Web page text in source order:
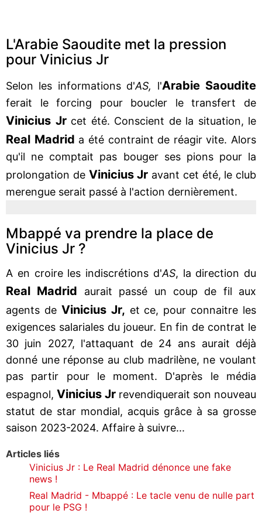
L'Arabie Saoudite met la pression
pour Vinicius Jr
Selon les informations d'AS, l'Arabie Saoudite
ferait le forcing pour boucler le transfert de
Vinicius Jr cet été. Conscient de la situation, le
Real Madrid a été contraint de réagir vite. Alors
qu'il ne comptait pas bouger ses pions pour la
prolongation de Vinicius Jr avant cet été, le club
merengue serait passé à l'action dernièrement.
Mbappé va prendre la place de
Vinicius Jr ?
A en croire les indiscrétions d'AS, la direction du
Real Madrid
aurait passé un coup de fil aux
agents de Vinicius Jr, et ce, pour connaitre les
exigences salariales du joueur. En fin de contrat le
30 juin 2027, l'attaquant de 24 ans aurait déjà
donné une réponse au club madrilène, ne voulant
pas partir pour le moment. D'après le média
espagnol, Vinicius Jr revendiquerait son nouveau
statut de star mondial, acquis grâce à sa grosse
saison 2023-2024. Affaire à suivre...
Articles liés
Vinicius Jr : Le Real Madrid dénonce une fake
news !
Real Madrid - Mbappé : Le tacle venu de nulle part
pour le PSG !